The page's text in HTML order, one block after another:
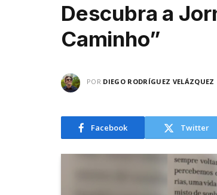
Descubra a
Caminho”
POR DIEGO RODRÍGUEZ VELÁZQUEZ
Facebook Twitter